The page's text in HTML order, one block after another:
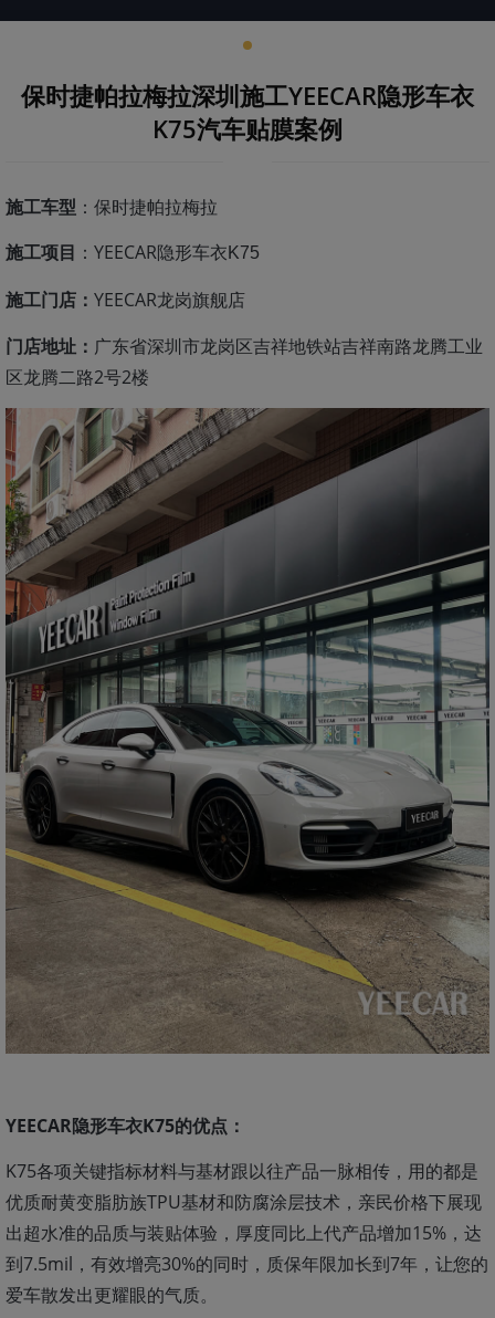
保时捷帕拉梅拉深圳施工YEECAR隐形车衣
K75汽车贴膜案例
施工车型 ：保时捷帕拉梅拉
施工项目 ：YEECAR隐形车衣K75
施工门店： YEECAR龙岗旗舰店
门店地址： 广东省深圳市龙岗区吉祥地铁站吉祥南路龙腾工业
区龙腾二路2号2楼
YEECAR隐形车衣K75的优点：
K75各项关键指标材料与基材跟以往产品一脉相传，用的都是
优质耐黄变脂肪族TPU基材和防腐涂层技术，亲民价格下展现
出超水准的品质与装贴体验，厚度同比上代产品增加15%，达
到7.5mil，有效增亮30%的同时，质保年限加长到7年，让您的
爱车散发出更耀眼的气质。